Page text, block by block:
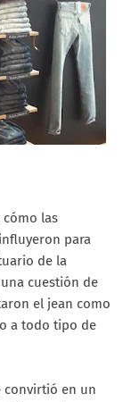
cómo las
para
de la
cuestión de
el jean como
a todo tipo de
convirtió en un